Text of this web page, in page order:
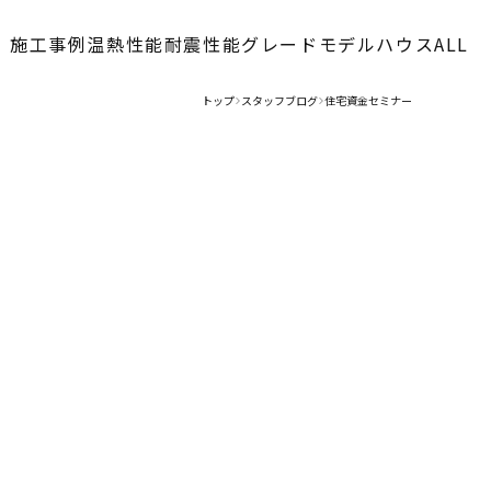
施工事例温熱性能耐震性能グレード モデルハウスALL
トップ
>
スタッフブログ 住宅資金セミナー